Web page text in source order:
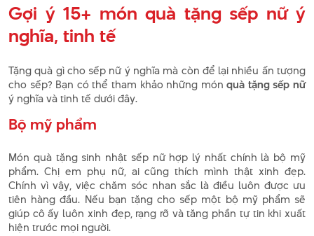
Gợi ý 15+ món quà tặng sếp nữ ý
nghĩa, tinh tế
Tặng quà gì cho sếp nữ ý nghĩa mà còn để lại nhiều ấn tượng
cho sếp? Bạn có thể tham khảo những mónquà tặng sếp nữ
ý nghĩa và tinh tế dưới đây.
Bộ mỹ phẩm
Món quà tặng sinh nhật sếp nữ hợp lý nhất chính là bộ mỹ
phẩm. Chị em phụ nữ, ai cũng thích mình thật xinh đẹp.
Chính vì vậy, việc chăm sóc nhan sắc là điều luôn được ưu
tiên hàng đầu. Nếu bạn tặng cho sếp một bộ mỹ phẩm sẽ
giúp cô ấy luôn xinh đẹp, rạng rỡ và tăng phần tự tin khi xuất
hiện trước mọi người.